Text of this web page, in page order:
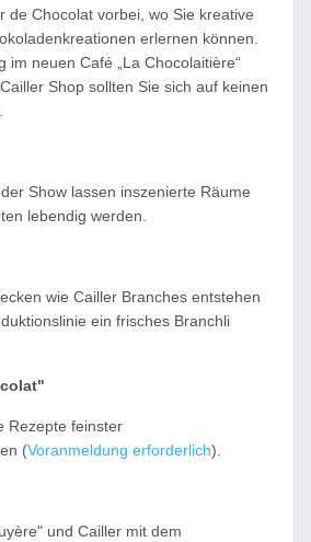
de Chocolat vorbei, wo Sie kreative
erlernen können.
im neuen Café „La Chocolaitière“
Shop sollten Sie sich auf keinen
Show lassen inszenierte Räume
lebendig werden.
wie Cailler Branches entstehen
ein frisches Branchli
Rezepte feinster
(Voranmeldung erforderlich).
und Cailler mit dem